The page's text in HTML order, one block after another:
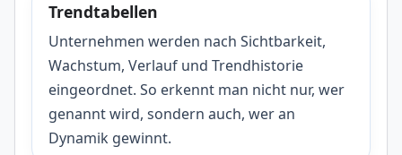
Trendtabellen
Unternehmen werden nach Sichtbarkeit,
Wachstum, Verlauf und Trendhistorie
eingeordnet. So erkennt man nicht nur, wer
genannt wird, sondern auch, wer an
Dynamik gewinnt.